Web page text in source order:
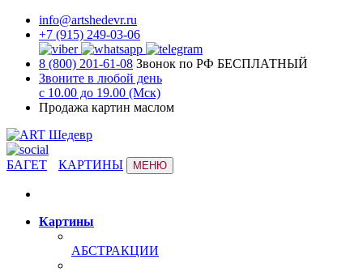
info@artshedevr.ru
+7 (915) 249-03-06
8 (800) 201-61-08 Звонок по РФ БЕСПЛАТНЫЙ
Звоните в любой день
с 10.00 до 19.00 (Мск)
Продажа картин маслом
БАГЕТ КАРТИНЫ МЕНЮ
Картины
АБСТРАКЦИИ